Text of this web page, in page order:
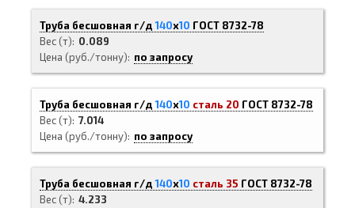
Труба бесшовная г/д140х10 ГОСТ 8732-78
Вес (т)
0.089
Цена (руб./тонну)
по запросу
Труба бесшовная г/д140х10 сталь 20 ГОСТ 8732-78
Вес (т) 7.014
Цена (руб./тонну)
по запросу
Труба бесшовная г/д140х10 сталь 35 ГОСТ 8732-78
Вес (т) 4.233